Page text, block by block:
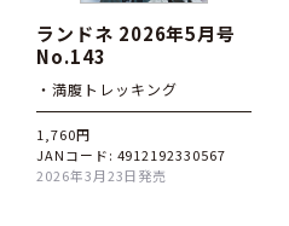
ランドネ 2026年5月号
No.143
・満腹トレッキング
1,760円
JANコード: 4912192330567
2026年3月23日発売